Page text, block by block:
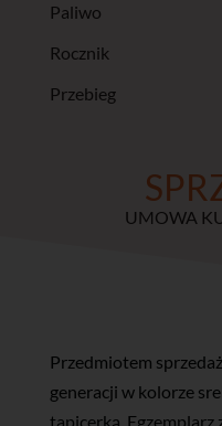
Paliwo
Rocznik
Przebieg
UMOWA
Przedmiotem
generacji w kolorze
tapicerką.